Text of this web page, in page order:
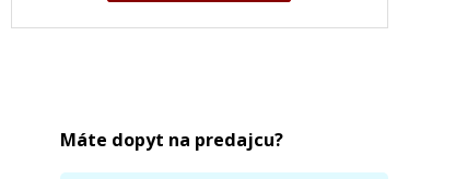
Originálny toner
Máte dopyt na predajcu?